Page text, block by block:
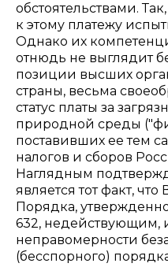
обстоятельствами.
к этому платежу
Однако их
отнюдь не выглядит
позиции высших
страны, весьма
статус платы за
природной среды
поставивших ее тем
налогов и сборов
Наглядным
является тот факт,
Порядка,
632, недействующим,
неправомерности
(бесспорного)